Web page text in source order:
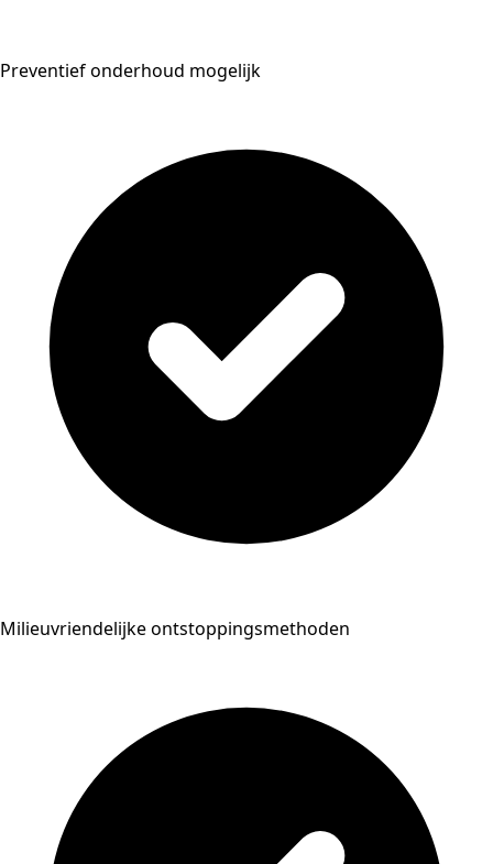
Preventief onderhoud mogelijk
Milieuvriendelijke ontstoppingsmethoden